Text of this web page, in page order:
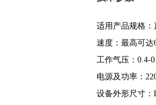
适用产品规格：
速度：最高可达
工作气压：0.4-
电源及功率：
设备外形尺寸：